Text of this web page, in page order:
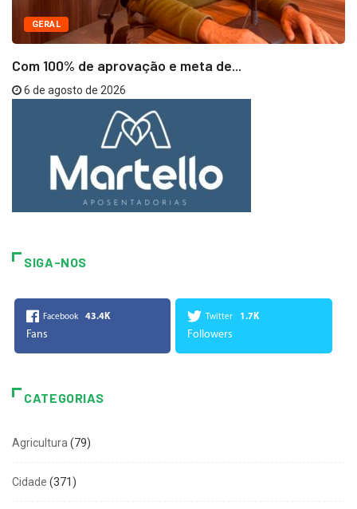
GERAL
Com 100% de aprovação e meta de...
6 de agosto de 2026
SIGA-NOS
Facebook 43.4K
Fans
Twitter 1.7K
Followers
CATEGORIAS
Agricultura (79)
Cidade (371)